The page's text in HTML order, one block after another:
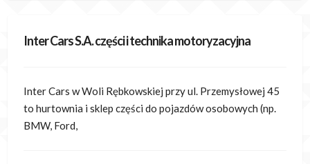
Inter Cars S.A. części i technika motoryzacyjna
Inter Cars w Woli Rębkowskiej przy ul. Przemysłowej 45
to hurtownia i sklep części do pojazdów osobowych (np.
BMW, Ford,